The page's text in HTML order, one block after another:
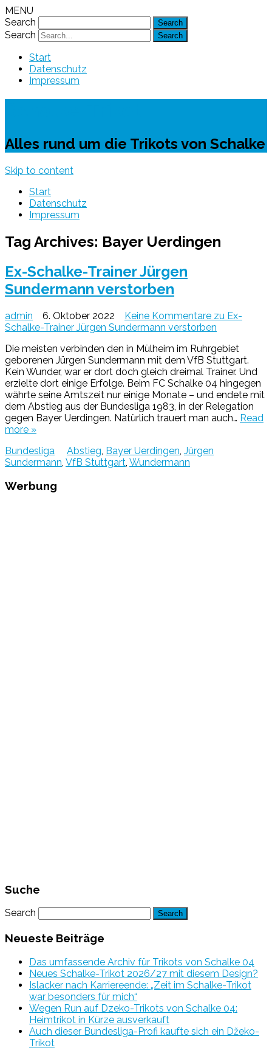
MENU
Search
Search
Start
Datenschutz
Impressum
Alles rund um die Trikots von Schalke
Skip to content
Start
Datenschutz
Impressum
Tag Archives: Bayer Uerdingen
Ex-Schalke-Trainer Jürgen
Sundermann verstorben
admin 6. Oktober 2022 Keine Kommentare zu Ex-
Schalke-Trainer Jürgen Sundermann verstorben
Die meisten verbinden den in Mülheim im Ruhrgebiet
geborenen Jürgen Sundermann mit dem VfB Stuttgart.
Kein Wunder, war er dort doch gleich dreimal Trainer. Und
erzielte dort einige Erfolge. Beim FC Schalke 04 hingegen
währte seine Amtszeit nur einige Monate – und endete mit
dem Abstieg aus der Bundesliga 1983, in der Relegation
gegen Bayer Uerdingen. Natürlich trauert man auch… Read
more »
Bundesliga
Abstieg Bayer Uerdingen Jürgen
Sundermann VfB Stuttgart Wundermann
Werbung
Suche
Search
Neueste Beiträge
Das umfassende Archiv für Trikots von Schalke 04
Neues Schalke-Trikot 2026/27 mit diesem Design?
Islacker nach Karriereende: „Zeit im Schalke-Trikot
war besonders für mich“
Wegen Run auf Dzeko-Trikots von Schalke 04:
Heimtrikot in Kürze ausverkauft
Auch dieser Bundesliga-Profi kaufte sich ein Džeko-
Trikot